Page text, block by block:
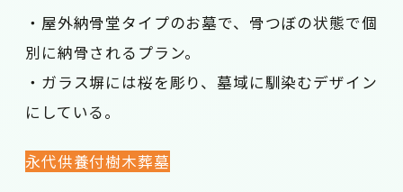
・屋外納骨堂タイプのお墓で、骨つぼの状態で個
別に納骨されるプラン。
・ガラス塀には桜を彫り、墓域に馴染むデザイン
にしている。
永代供養付樹木葬墓